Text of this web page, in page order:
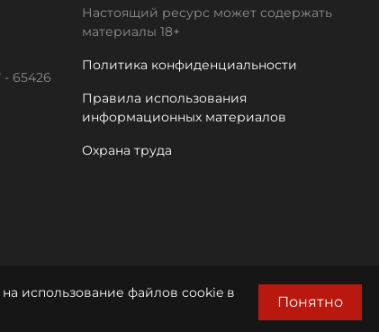
65426
Настоящий ресурс может содержать
материалы 18+
Политика конфиденциальности
Правила использования
информационных материалов
Охрана труда
использование файлов cookie в
Понятно